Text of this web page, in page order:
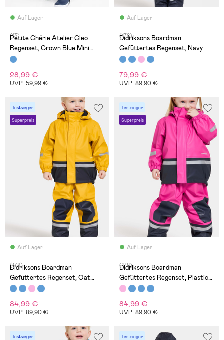
Auf Lager
(13)
Petite Chérie Atelier Cleo
Regenset, Crown Blue Mini
Hearts
28,99 €
UVP: 59,99 €
Auf Lager
(178)
Didriksons Boardman
Gefüttertes Regenset, Navy
79,99 €
UVP: 89,90 €
Testsieger
Superpreis
Auf Lager
(178)
Didriksons Boardman
Gefüttertes Regenset, Oat
Yellow
84,99 €
UVP: 89,90 €
Testsieger
Superpreis
Auf Lager
(178)
Didriksons Boardman
Gefüttertes Regenset, Plastic
Pink
84,99 €
UVP: 89,90 €
Testsieger Testsieger